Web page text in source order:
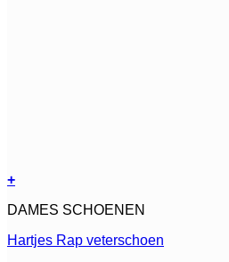
+
product
meerdere
DAMES SCHOENEN
Hartjes Rap veterschoen